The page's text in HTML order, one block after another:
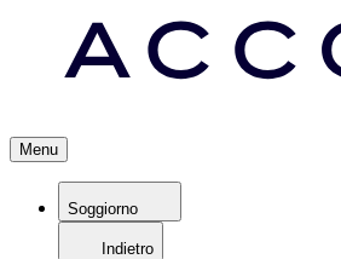
Menu
Soggiorno
Indietro